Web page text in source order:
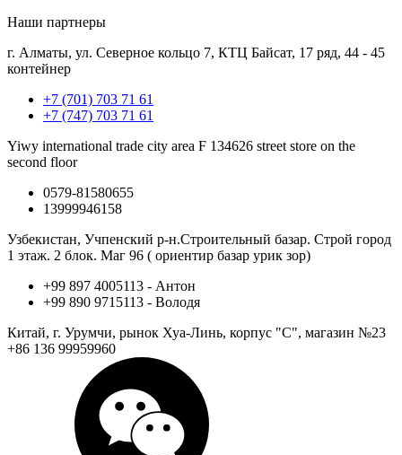
Наши партнеры
г. Алматы, ул. Северное кольцо 7, КТЦ Байсат, 17 ряд, 44 - 45
контейнер
+7 (701) 703 71 61
+7 (747) 703 71 61
Yiwy international trade city area F 134626 street store on the
second floor
0579-81580655
13999946158
Узбекистан, Учпенский р-н.Строительный базар. Строй город
1 этаж. 2 блок. Маг 96 ( ориентир базар урик зор)
+99 897 4005113 - Антон
+99 890 9715113 - Володя
Китай, г. Урумчи, рынок Хуа-Линь, корпус "С", магазин №23
+86 136 99959960